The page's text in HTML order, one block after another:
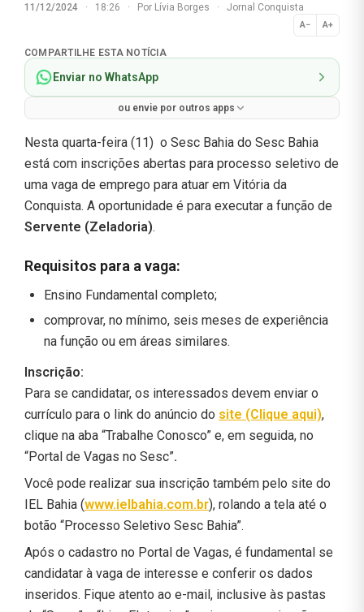
11/12/2024 · 18:26 · Por Lívia Borges · Jornal Conquista
A− A+
Normal
COMPARTILHE ESTA NOTÍCIA
Enviar no WhatsApp
ou envie por outros apps
Nesta quarta-feira (11) o Sesc Bahia do Sesc Bahia
está com inscrições abertas para processo seletivo de
uma vaga de emprego para atuar em Vitória da
Conquista. A oportunidade é para executar a função de
Servente (Zeladoria).
Requisitos para a vaga:
Ensino Fundamental completo;
comprovar, no mínimo, seis meses de experiência
na função ou em áreas similares.
Inscrição:
Para se candidatar, os interessados devem enviar o
currículo para o link do anúncio do site (Clique aqui),
clique na aba “Trabalhe Conosco” e, em seguida, no
“Portal de Vagas no Sesc”.
Você pode realizar sua inscrição também pelo site do
IEL Bahia (www.ielbahia.com.br), rolando a tela até o
botão “Processo Seletivo Sesc Bahia”.
Após o cadastro no Portal de Vagas, é fundamental se
candidatar à vaga de interesse e conferir os dados
inseridos. Fique atento ao e-mail, inclusive às pastas